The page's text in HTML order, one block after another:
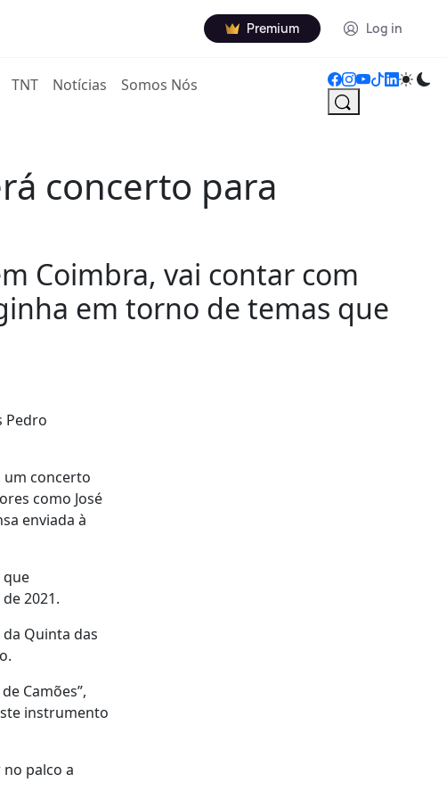
Premium Log in
TNT Notícias Somos Nós
concerto para
Coimbra, vai contar com
em torno de temas que
Pedro
um concerto
como José
enviada à
que
2021.
Quinta das
Camões”,
instrumento
palco a